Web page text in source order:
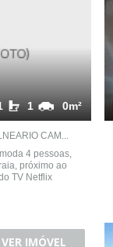
0m²
1
CAM...
4 pessoas,
próximo ao
TV Netflix
VER IMÓVEL